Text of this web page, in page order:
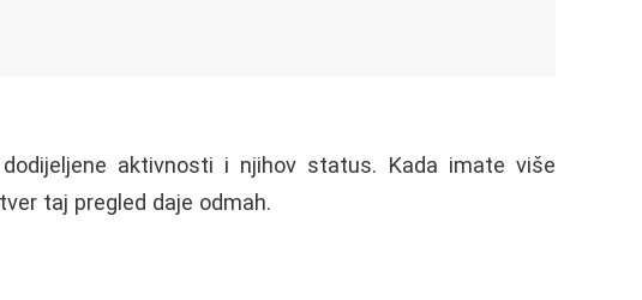
aktivnosti i njihov status. Kada imate više
taj pregled daje odmah.